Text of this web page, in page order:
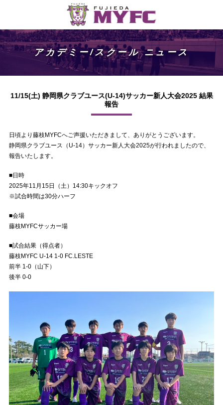
アカデミー/スクール ニュース
11/15(土) 静岡県クラブユース(U-14)サッカー新人大会2025 結果
報告
日頃より藤枝MYFCへご声援いただきまして、ありがとうございます。
静岡県クラブユース（U-14）サッカー新人大会2025が行われましたので、
報告いたします。
■日時
2025年11月15日（土）14:30キックオフ
※試合時間は30分ハーフ
■会場
藤枝MYFCサッカー場
■試合結果（得点者）
藤枝MYFC U-14 1-0 FC.LESTE
前半 1-0（山下）
後半 0-0